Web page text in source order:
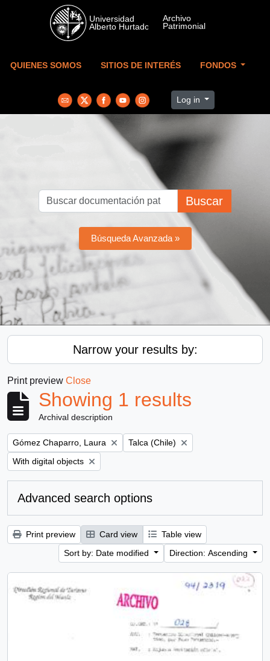
Skip to main content
QUIENES SOMOS SITIOS DE INTERÉS FONDOS
Log in
Buscar
Búsqueda Avanzada »
Narrow your results by:
Print preview Close
Showing 1 results
Archival description
Remove filter:
Gómez Chaparro, Laura Remove filter:
Talca (Chile)
Remove filter:
With digital objects
Advanced search options
Print preview Card view
Table view
Sort by: Date modified
Direction: Ascending